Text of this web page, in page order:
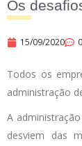
Os
15/09/2020
Todos os
administração
A
desviem das